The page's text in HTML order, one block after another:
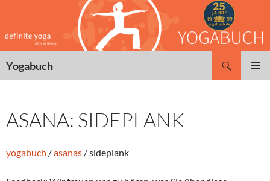
springen
Yogabuch
ASANA: SIDEPLANK
yogabuch /asanas / sideplank